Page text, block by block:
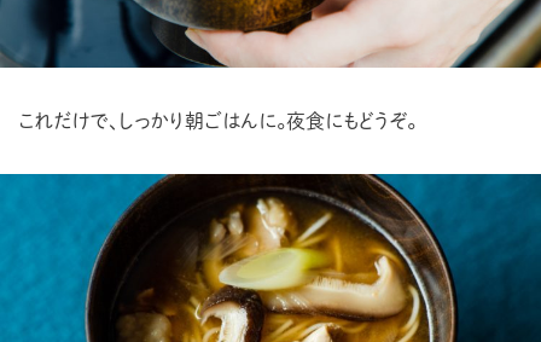
これだけで、しっかり朝ごはんに。夜食にもどうぞ。